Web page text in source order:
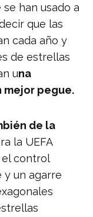
han usado a
que las
cada año y
de estrellas
una
mejor pegue.
de la
la UEFA
el control
y un agarre